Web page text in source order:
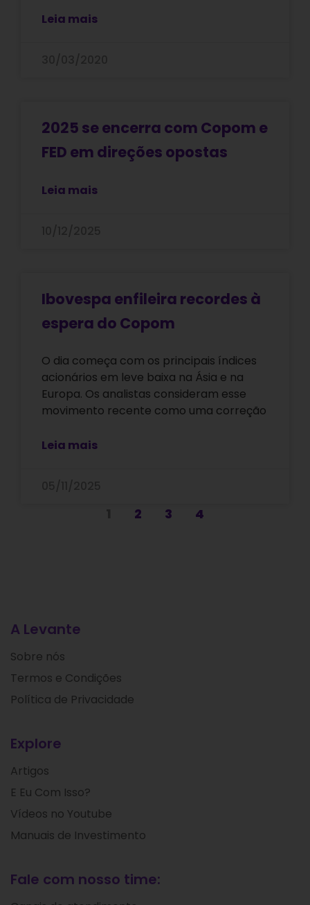
Leia mais
2025 se encerra com Copom e
FED em direções opostas
Leia mais
Ibovespa enfileira recordes à
espera do Copom
O dia começa com os principais índices
acionários em leve baixa na Ásia e na
Europa. Os analistas consideram esse
movimento recente como uma correção
Leia mais
2 3 4
A Levante
Sobre nós
Termos e Condições
Política de Privacidade
Explore
Artigos
E Eu Com Isso?
Vídeos no Youtube
Manuais de Investimento
Fale com nosso time: